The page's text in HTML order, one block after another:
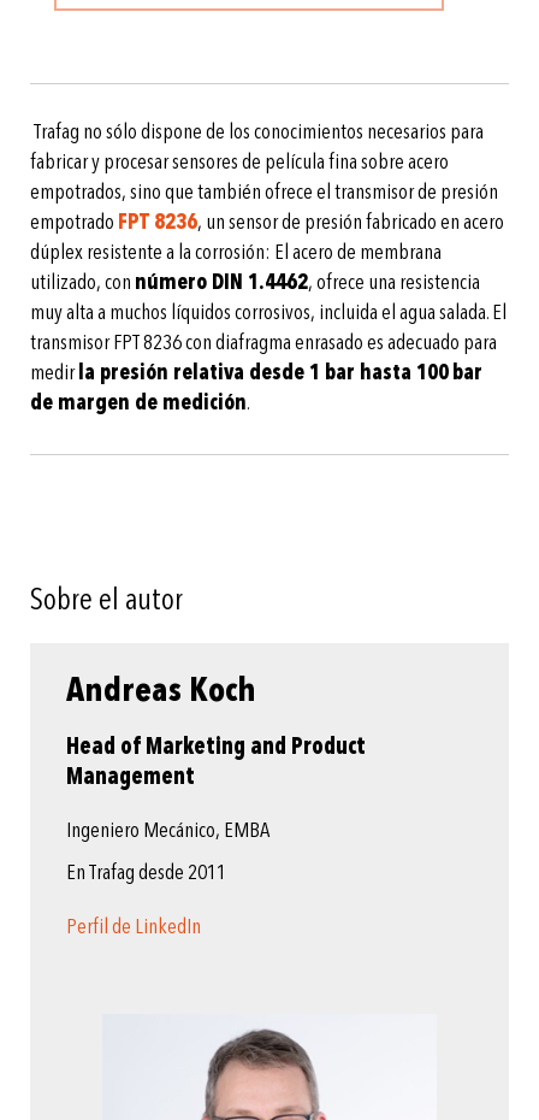
Trafag no sólo dispone de los conocimientos necesarios para
fabricar y procesar sensores de película fina sobre acero
empotrados, sino que también ofrece el transmisor de presión
empotrado FPT 8236, un sensor de presión fabricado en acero
dúplex resistente a la corrosión: El acero de membrana
utilizado, con número DIN 1.4462, ofrece una resistencia
muy alta a muchos líquidos corrosivos, incluida el agua salada. El
transmisor FPT 8236 con diafragma enrasado es adecuado para
medirla presión relativa desde 1 bar hasta 100 bar
de margen de medición.
Sobre el autor
Andreas Koch
Head of Marketing and Product
Management
Ingeniero Mecánico, EMBA
En Trafag desde 2011
Perfil de LinkedIn